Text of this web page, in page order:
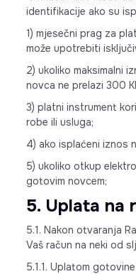
identifikacije ako su
1) mjesečni prag za
može upotrebiti
2) ukoliko maksimalni
novca ne prelazi 300
3) platni instrument
robe ili usluga;
4) ako isplaćeni iznos
5) ukoliko otkup
gotovim novcem;
5. Uplata na
5.1. Nakon otvaranja
Vaš račun na neki od
5.1.1. Uplatom